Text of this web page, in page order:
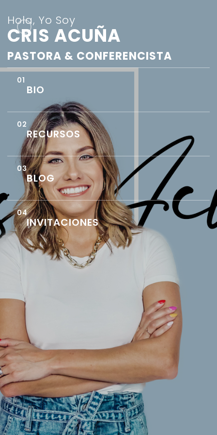
Hola, Yo Soy
CRIS ACUÑA
PASTORA & CONFERENCISTA
BIO
RECURSOS
BLOG
INVITACIONES